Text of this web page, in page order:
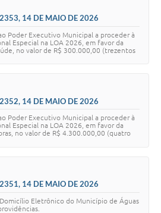
14 DE MAIO DE 2026
Poder Executivo Municipal a proceder à
Especial na LOA 2026, em favor da
no valor de R$ 300.000,00 (trezentos
14 DE MAIO DE 2026
Poder Executivo Municipal a proceder à
Especial na LOA 2026, em favor da
no valor de R$ 4.300.000,00 (quatro
14 DE MAIO DE 2026
Eletrônico do Município de Águas